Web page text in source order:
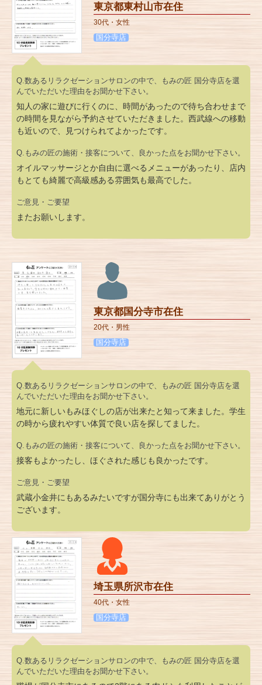
東京都東村山市在住
30代・女性
国分寺店
Q.数あるリラクゼーションサロンの中で、もみの匠 国分寺店を選
んでいただいた理由をお聞かせ下さい。
知人の家に遊びに行くのに、時間があったので待ち合わせまで
の時間を見ながら予約させていただきました。西武線への移動
も近いので、見つけられてよかったです。
Q.もみの匠の施術・接客について、良かった点をお聞かせ下さい。
オイルマッサージとか自由に選べるメニューがあったり、店内
もとても綺麗で高級感ある雰囲気も最高でした。
ご意見・ご要望
またお願いします。
東京都国分寺市在住
20代・男性
国分寺店
Q.数あるリラクゼーションサロンの中で、もみの匠 国分寺店を選
んでいただいた理由をお聞かせ下さい。
地元に新しいもみほぐしの店が出来たと知って来ました。学生
の時から疲れやすい体質で良い店を探してました。
Q.もみの匠の施術・接客について、良かった点をお聞かせ下さい。
接客もよかったし、ほぐされた感じも良かったです。
ご意見・ご要望
武蔵小金井にもあるみたいですが国分寺にも出来てありがとう
ございます。
埼玉県所沢市在住
40代・女性
国分寺店
Q.数あるリラクゼーションサロンの中で、もみの匠 国分寺店を選
んでいただいた理由をお聞かせ下さい。